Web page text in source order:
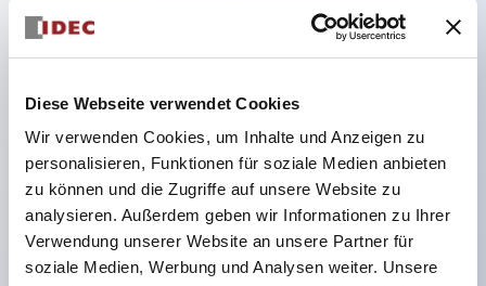
Diese Webseite verwendet Cookies
Wir verwenden Cookies, um Inhalte und Anzeigen zu
personalisieren, Funktionen für soziale Medien anbieten
zu können und die Zugriffe auf unsere Website zu
analysieren. Außerdem geben wir Informationen zu Ihrer
Verwendung unserer Website an unsere Partner für
soziale Medien, Werbung und Analysen weiter. Unsere
Katalogmodell umgestellt.
Ausgestattet mit HW-U-Kontaktblöcken, die eine
Schutzart IP20 bieten.
LED-Lampen für Hochspannungstypen sind jetzt
verfügbar, und die Nennbetriebsspannung des
Direkttyps kann bis zu 240 V betragen.
LED-Lampe (LSRD-Lampe), die mit nur einer
Lampe sechs Farben darstellen kann. Bisher waren